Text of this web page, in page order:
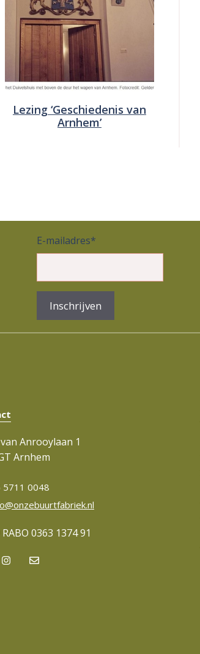
Lezing ‘Geschiedenis van
Arnhem’
E-mailadres*
Inschrijven
Anrooylaan 1
Arnhem
5711 0048
0363 1374 91